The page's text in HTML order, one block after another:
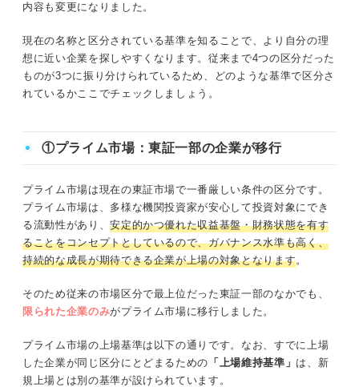
内容も変更になりました。
現在の名称と区分されている基準を知ることで、より自分の理
想に近い企業を探しやすくなります。従来まで4つの区分だった
ものが3つに振り分けられているため、どのような基準で区分さ
れているかここでチェックしましょう。
①プライム市場：東証一部の企業が移行
プライム市場は現在の東証市場で一番厳しい条件の区分です。
プライム市場は、多様な機関投資家が安心して投資対象にでき
る流動性があり、安定的かつ優れた収益基盤・財務状態を有す
ることをコンセプトとしているので、ガバナンス水準も高く、
持続的な成長が期待できる企業が上場の対象となります。
そのため従来の市場区分で最上位だった東証一部のなかでも、
限られた企業のみがプライム市場に移行しました。
プライム市場の上場基準は以下の通りです。なお、すでに上場
した企業が同じ区分にとどまるための 「上場維持基準」 は、新
規上場とは別の基準が設けられています。